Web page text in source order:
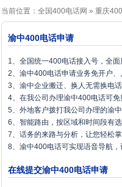
当前位置： 全国400电话网 » 重庆
渝中400电话申请
1、全国统一400电话接入号，全
2、渝中400电话申请业务免开户
3、渝中企业搬迁、换人无需换电
4、在我公司办理渝中400电话可
5、外地客户拨打我公司办理的渝
6、智能路由，按区域和时间段有
7、话务的来路与分析，让您轻松
8、渝中400电话可实现语音导航
在线提交渝中400电话申请